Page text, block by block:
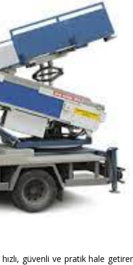
güvenli ve pratik hale